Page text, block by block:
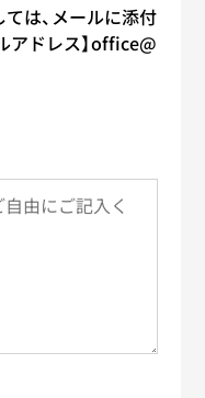
は、メールに添付
アドレス】office@